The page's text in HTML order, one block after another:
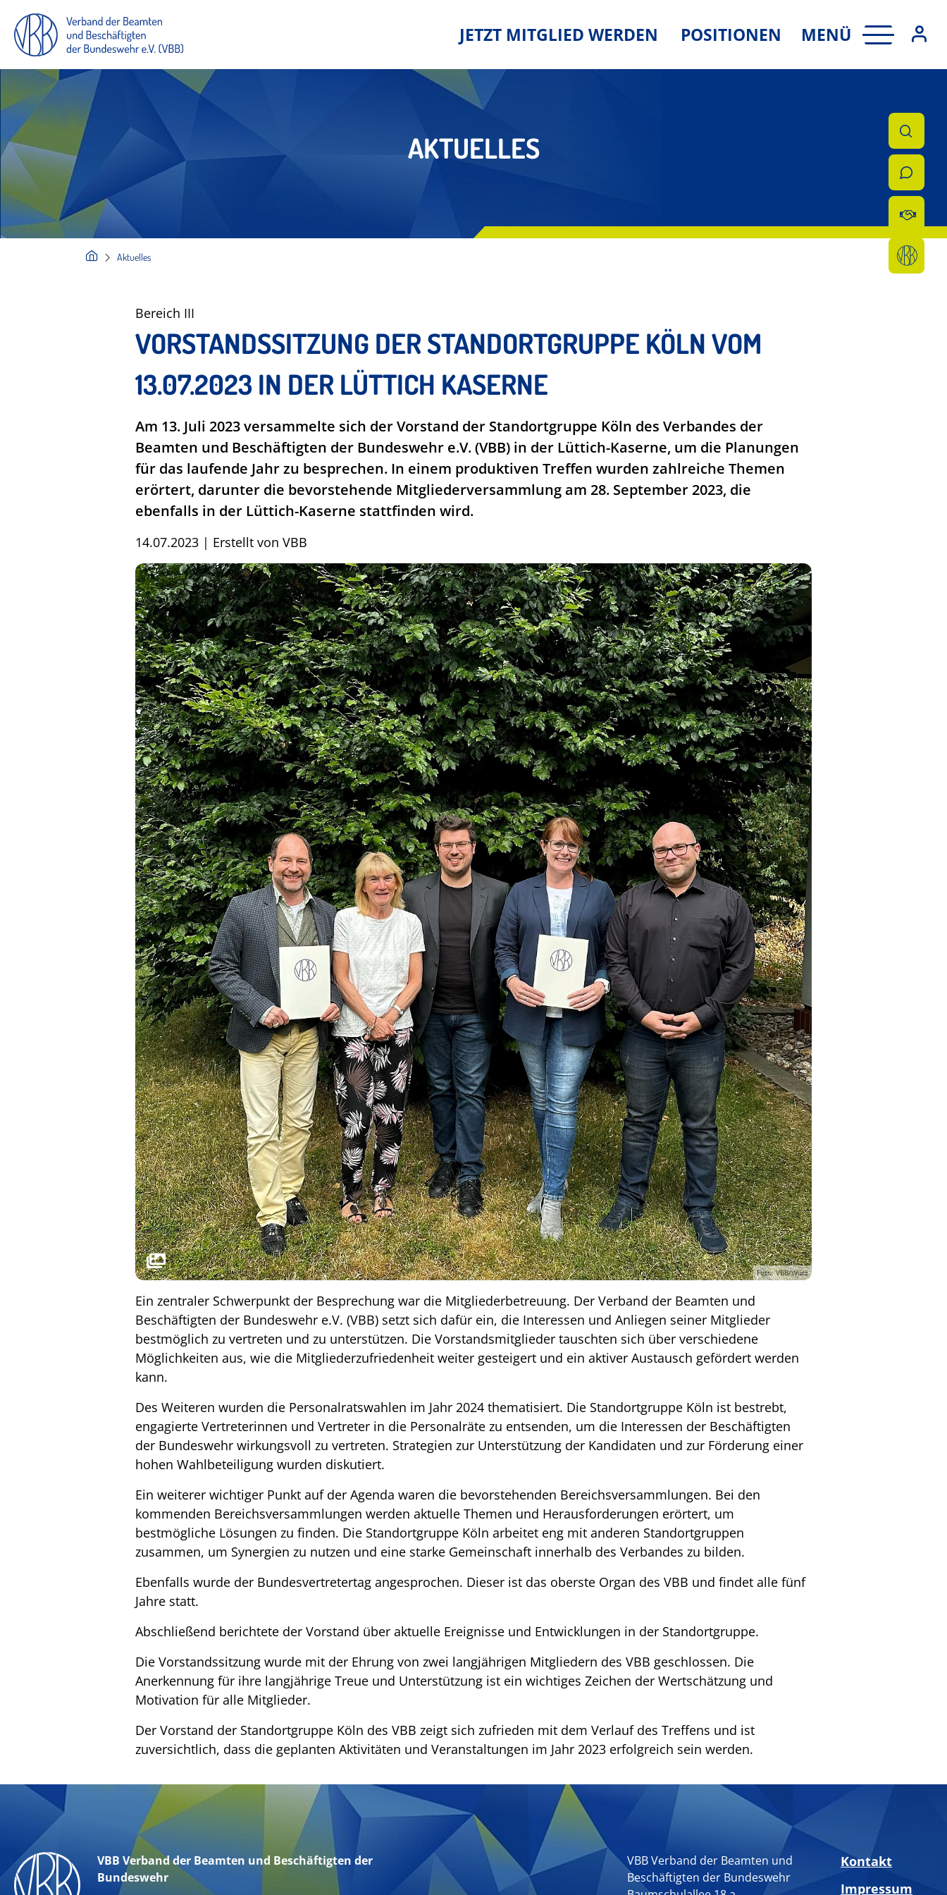
JETZT MITGLIED WERDEN POSITIONEN MENÜ
AKTUELLES
Aktuelles
Bereich III
VORSTANDSSITZUNG DER STANDORTGRUPPE KÖLN VOM
13.07.2023 IN DER LÜTTICH KASERNE
Am 13. Juli 2023 versammelte sich der Vorstand der Standortgruppe Köln des Verbandes der
Beamten und Beschäftigten der Bundeswehr e.V. (VBB) in der Lüttich-Kaserne, um die Planungen
für das laufende Jahr zu besprechen. In einem produktiven Treffen wurden zahlreiche Themen
erörtert, darunter die bevorstehende Mitgliederversammlung am 28. September 2023, die
ebenfalls in der Lüttich-Kaserne stattfinden wird.
14.07.2023 | Erstellt von VBB
Foto: VBB/Würz
Ein zentraler Schwerpunkt der Besprechung war die Mitgliederbetreuung. Der Verband der Beamten und
Beschäftigten der Bundeswehr e.V. (VBB) setzt sich dafür ein, die Interessen und Anliegen seiner Mitglieder
bestmöglich zu vertreten und zu unterstützen. Die Vorstandsmitglieder tauschten sich über verschiedene
Möglichkeiten aus, wie die Mitgliederzufriedenheit weiter gesteigert und ein aktiver Austausch gefördert werden
kann.
Des Weiteren wurden die Personalratswahlen im Jahr 2024 thematisiert. Die Standortgruppe Köln ist bestrebt,
engagierte Vertreterinnen und Vertreter in die Personalräte zu entsenden, um die Interessen der Beschäftigten
der Bundeswehr wirkungsvoll zu vertreten. Strategien zur Unterstützung der Kandidaten und zur Förderung einer
hohen Wahlbeteiligung wurden diskutiert.
Ein weiterer wichtiger Punkt auf der Agenda waren die bevorstehenden Bereichsversammlungen. Bei den
kommenden Bereichsversammlungen werden aktuelle Themen und Herausforderungen erörtert, um
bestmögliche Lösungen zu finden. Die Standortgruppe Köln arbeitet eng mit anderen Standortgruppen
zusammen, um Synergien zu nutzen und eine starke Gemeinschaft innerhalb des Verbandes zu bilden.
Ebenfalls wurde der Bundesvertretertag angesprochen. Dieser ist das oberste Organ des VBB und findet alle fünf
Jahre statt.
Abschließend berichtete der Vorstand über aktuelle Ereignisse und Entwicklungen in der Standortgruppe.
Die Vorstandssitzung wurde mit der Ehrung von zwei langjährigen Mitgliedern des VBB geschlossen. Die
Anerkennung für ihre langjährige Treue und Unterstützung ist ein wichtiges Zeichen der Wertschätzung und
Motivation für alle Mitglieder.
Der Vorstand der Standortgruppe Köln des VBB zeigt sich zufrieden mit dem Verlauf des Treffens und ist
zuversichtlich, dass die geplanten Aktivitäten und Veranstaltungen im Jahr 2023 erfolgreich sein werden.
VBB Verband der Beamten und Beschäftigten der
Bundeswehr
VBB Verband der Beamten und
Beschäftigten der Bundeswehr
Kontakt
Impressum